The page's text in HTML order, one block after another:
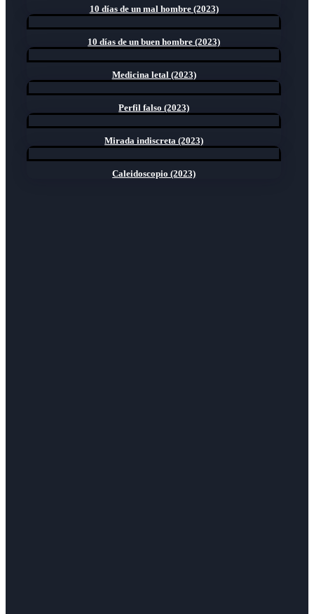
10 días de un mal hombre (2023)
10 días de un buen hombre (2023)
Medicina letal (2023)
Perfil falso (2023)
Mirada indiscreta (2023)
Caleidoscopio (2023)